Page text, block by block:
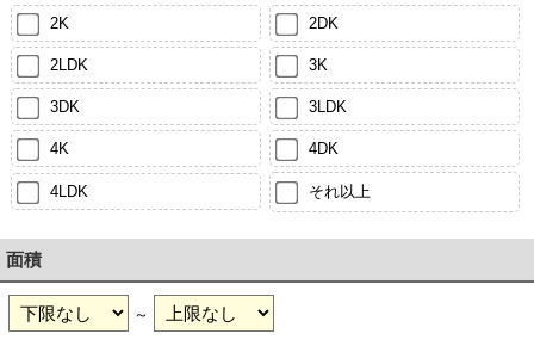
2K 2DK
2LDK 3K
3DK 3LDK
4K 4DK
4LDK それ以上
面積
～